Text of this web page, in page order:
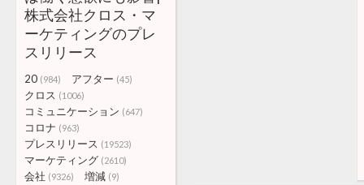
株式会社クロス・マ
ーケティングのプレ
スリリース
20 (984) アフター (45)
クロス (1006)
コミュニケーション (647)
コロナ (963)
プレスリリース (19523)
マーケティング (2610)
会社 (9326) 増減 (9)